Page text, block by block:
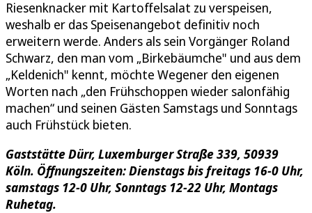
Riesenknacker mit Kartoffelsalat zu verspeisen,
weshalb er das Speisenangebot definitiv noch
erweitern werde. Anders als sein Vorgänger Roland
Schwarz, den man vom „Birkebäumche" und aus dem
„Keldenich" kennt, möchte Wegener den eigenen
Worten nach „den Frühschoppen wieder salonfähig
machen“ und seinen Gästen Samstags und Sonntags
auch Frühstück bieten.
Gaststätte Dürr, Luxemburger Straße 339, 50939
Köln. Öffnungszeiten: Dienstags bis freitags 16-0 Uhr,
samstags 12-0 Uhr, Sonntags 12-22 Uhr, Montags
Ruhetag.